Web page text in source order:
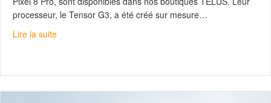
processeur, le Tensor G3, a été créé sur mesure…
Lire la suiteabout Google Pixel 8 & 8 Pro : Propulsé par l’IA